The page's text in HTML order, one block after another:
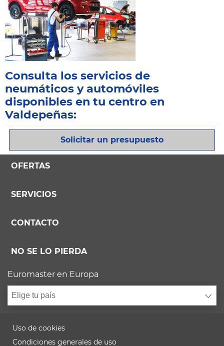
Consulta los servicios de
neumáticos y automóviles
disponibles en tu centro en
Valdepeñas:
Solicitar un presupuesto
OFERTAS
SERVICIOS
CONTACTO
NO SE LO PIERDA
Euromaster en Europa
Elige tu país
Uso de cookies
Condiciones generales de uso